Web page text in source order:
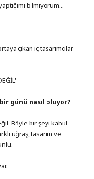
bilmiyorum...
çıkan iç tasarımcılar
günü nasıl oluyor?
Böyle bir şeyi kabul
uğraş, tasarım ve